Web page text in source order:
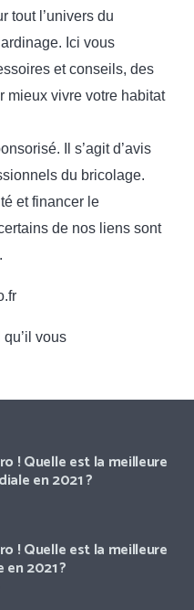
tout l’univers du
Ici vous
et conseils, des
mieux vivre votre habitat
Il s’agit d’avis
du bricolage.
et financer le
de nos liens sont
vous
! Quelle est la meilleure
en 2021 ?
! Quelle est la meilleure
2021 ?